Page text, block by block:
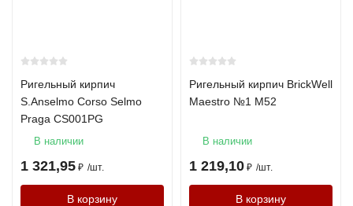
Ригельный кирпич
S.Anselmo Corso Selmo
Praga CS001PG
В наличии
1 321,95 ₽ /шт.
В корзину
Ригельный кирпич BrickWell
Maestro №1 М52
В наличии
1 219,10 ₽ /шт.
В корзину